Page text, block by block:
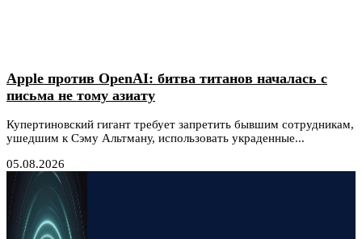
Apple против OpenAI: битва титанов началась с
письма не тому азиату
Купертиновский гигант требует запретить бывшим сотрудникам,
ушедшим к Сэму Альтману, использовать украденные...
05.08.2026